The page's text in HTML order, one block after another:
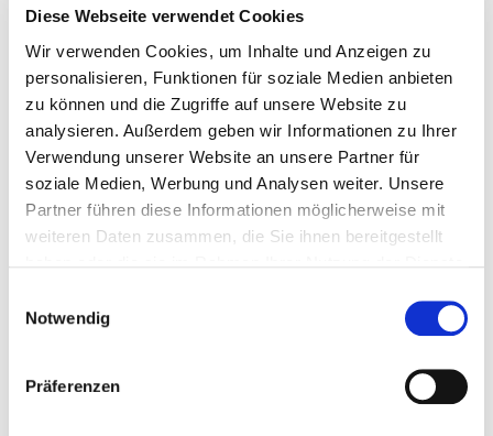
Diese Webseite verwendet Cookies
Wir verwenden Cookies, um Inhalte und Anzeigen zu
personalisieren, Funktionen für soziale Medien anbieten
zu können und die Zugriffe auf unsere Website zu
analysieren. Außerdem geben wir Informationen zu Ihrer
Verwendung unserer Website an unsere Partner für
soziale Medien, Werbung und Analysen weiter. Unsere
Partner führen diese Informationen möglicherweise mit
weiteren Daten zusammen, die Sie ihnen bereitgestellt
Notwendig
Präferenzen
Das Kalken des Rasens
ist eine wichtige Maßnahme,
um dieBodenqualität zu verbessernund trägt dazu
bei, einoptimales Rasenwachstumzu erhalten und
zu verbessern.
1. Optimalen pH-Wert wiederherstellen
Rasengräser benötigen je nach Bodenart einen
2. Bessere Bodenstruktur durch Calcium
Dasim Kalk enthaltene Calcium
verbessert die